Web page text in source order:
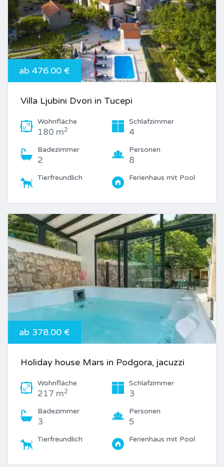
ab 476.00 €
Villa Ljubini Dvori in Tucepi
Wohnfläche
180 m2
Schlafzimmer
4
Badezimmer
2
Personen
8
Tierfreundlich Ferienhaus mit Pool
ab 378.00 €
Holiday house Mars in Podgora, jacuzzi
Wohnfläche
217 m2
Schlafzimmer
3
Badezimmer
3
Personen
5
Tierfreundlich Ferienhaus mit Pool